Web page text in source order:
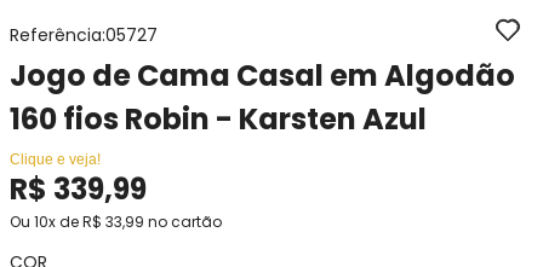
Referência:05727
Jogo de Cama Casal em Algodão
160 fios Robin - Karsten Azul
Clique e veja!
R$ 339,99
Ou 10x deR$ 33,99 no cartão
COR